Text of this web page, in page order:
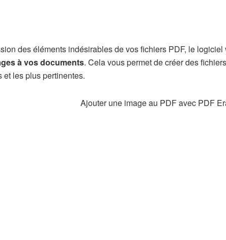
des éléments indésirables de vos fichiers PDF, le
à vos documents. Cela vous permet de créer des
et les plus pertinentes.